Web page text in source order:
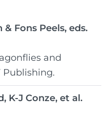
Fons Peels, eds.
and
Publishing.
K-J Conze, et al.